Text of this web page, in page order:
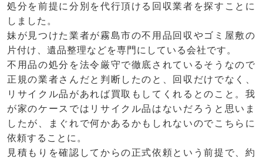
処分を前提に分別を代行頂ける回収業者を探すことに
しました。
妹が見つけた業者が霧島市の不用品回収やゴミ屋敷の
片付け、遺品整理などを専門にしている会社です。
不用品の処分を法令厳守で徹底されているそうなので
正規の業者さんだと判断したのと、回収だけでなく、
リサイクル品があれば買取もしてくれるとのこと。我
が家のケースではリサイクル品はないだろうと思いま
したが、まぐれで何かあるかもしれないのでこちらに
依頼することに。
見積もりを確認してからの正式依頼という前提で、約